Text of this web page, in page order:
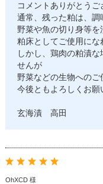
コメントありがとうご
通常、残った粕は、
野菜や魚の切り身等を
粕床としてご使用にな
しかし、鶏肉の粕漬
せんが
野菜などの生物へのご
今後ともよろしくお願
玄海漬 高田
OhXCD 様